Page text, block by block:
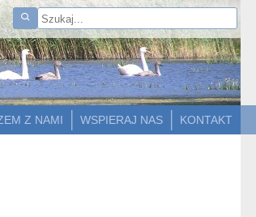
KONTAKT
WSPIERAJ NAS
Z NAMI